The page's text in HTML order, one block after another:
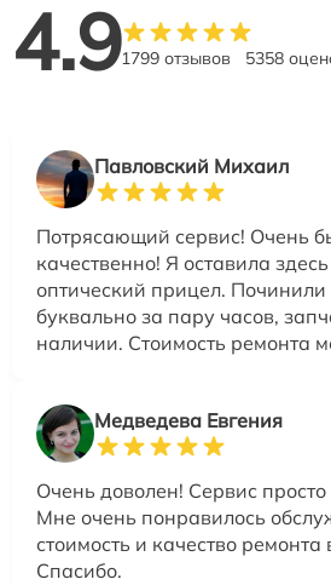
4.91799 отзывов 5358
Павловский Михаил
Потрясающий сервис! Очень
качественно! Я оставила
оптический прицел. Починили
буквально за пару часов,
наличии. Стоимость ремонта
Медведева Евгения
Очень доволен! Сервис
Мне очень понравилось
стоимость и качество
Спасибо.